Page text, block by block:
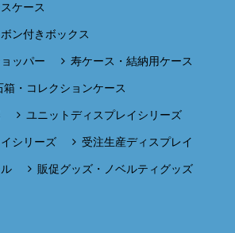
ケース
ン付きボックス
ッパー 寿ケース・結納用ケース
箱・コレクションケース
ユニットディスプレイシリーズ
シリーズ 受注生産ディスプレイ
販促グッズ・ノベルティグッズ